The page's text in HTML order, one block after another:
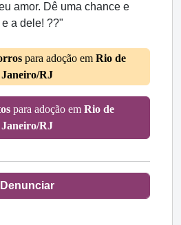
amor. Dê uma chance e
a dele! ??"
para adoção em Rio de
Janeiro/RJ
para adoção em Rio de
Janeiro/RJ
Denunciar